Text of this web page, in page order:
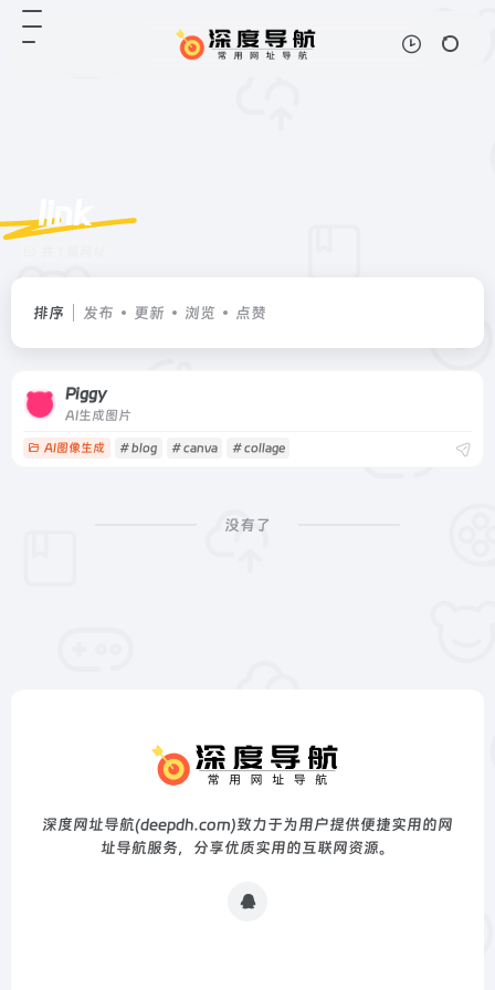
link
排序 发布 更新 浏览 点赞
Piggy
AI生成图片
AI图像生成 # blog # canva # collage
没有了
深度网址导航(deepdh.com)致力于为用户提供便捷实用的网
址导航服务，分享优质实用的互联网资源。